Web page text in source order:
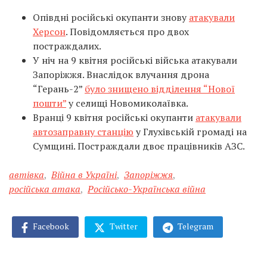
Опівдні російські окупанти зновуатакували
Херсон. Повідомляється про двох
постраждалих.
У ніч на 9 квітня російські війська атакували
Запоріжжя. Внаслідок влучання дрона
“Герань-2” було знищено відділення “Нової
пошти”у селищі Новомиколаївка.
Вранці 9 квітня російські окупанти атакували
автозаправну станцію у Глухівській громаді на
Сумщині. Постраждали двоє працівників АЗС.
автівка, Війна в Україні, Запоріжжя,
російська атака, Російсько-Українська війна
Facebook Twitter Telegram